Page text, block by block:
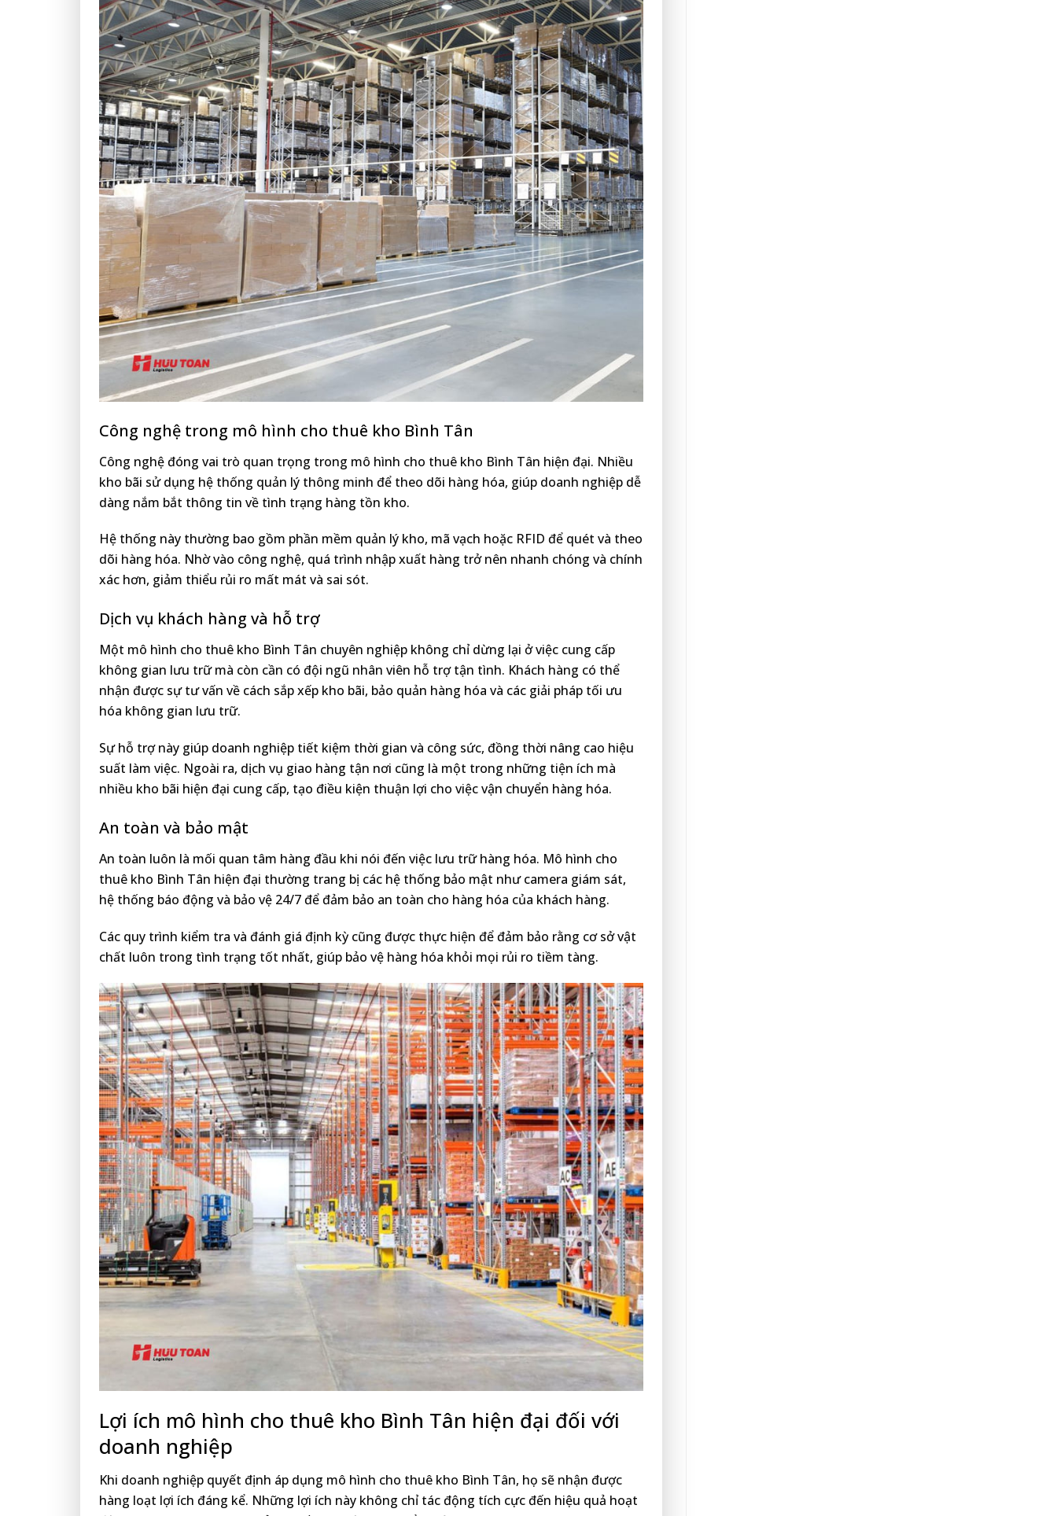
Công nghệ trong mô hình cho thuê kho Bình Tân
Công nghệ đóng vai trò quan trọng trong mô hình cho thuê kho Bình Tân hiện đại. Nhiều
kho bãi sử dụng hệ thống quản lý thông minh để theo dõi hàng hóa, giúp doanh nghiệp dễ
dàng nắm bắt thông tin về tình trạng hàng tồn kho.
Hệ thống này thường bao gồm phần mềm quản lý kho, mã vạch hoặc RFID để quét và theo
dõi hàng hóa. Nhờ vào công nghệ, quá trình nhập xuất hàng trở nên nhanh chóng và chính
xác hơn, giảm thiểu rủi ro mất mát và sai sót.
Dịch vụ khách hàng và hỗ trợ
Một mô hình cho thuê kho Bình Tân chuyên nghiệp không chỉ dừng lại ở việc cung cấp
không gian lưu trữ mà còn cần có đội ngũ nhân viên hỗ trợ tận tình. Khách hàng có thể
nhận được sự tư vấn về cách sắp xếp kho bãi, bảo quản hàng hóa và các giải pháp tối ưu
hóa không gian lưu trữ.
Sự hỗ trợ này giúp doanh nghiệp tiết kiệm thời gian và công sức, đồng thời nâng cao hiệu
suất làm việc. Ngoài ra, dịch vụ giao hàng tận nơi cũng là một trong những tiện ích mà
nhiều kho bãi hiện đại cung cấp, tạo điều kiện thuận lợi cho việc vận chuyển hàng hóa.
An toàn và bảo mật
An toàn luôn là mối quan tâm hàng đầu khi nói đến việc lưu trữ hàng hóa. Mô hình cho
thuê kho Bình Tân hiện đại thường trang bị các hệ thống bảo mật như camera giám sát,
hệ thống báo động và bảo vệ 24/7 để đảm bảo an toàn cho hàng hóa của khách hàng.
Các quy trình kiểm tra và đánh giá định kỳ cũng được thực hiện để đảm bảo rằng cơ sở vật
chất luôn trong tình trạng tốt nhất, giúp bảo vệ hàng hóa khỏi mọi rủi ro tiềm tàng.
Lợi ích mô hình cho thuê kho Bình Tân hiện đại đối với
doanh nghiệp
Khi doanh nghiệp quyết định áp dụng mô hình cho thuê kho Bình Tân, họ sẽ nhận được
hàng loạt lợi ích đáng kể. Những lợi ích này không chỉ tác động tích cực đến hiệu quả hoạt